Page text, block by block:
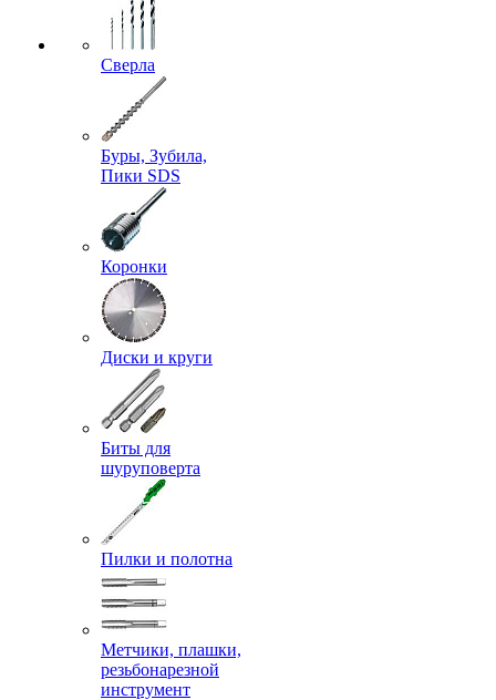
Сверла
Буры, Зубила,
Пики SDS
Коронки
Диски и круги
Биты для
шуруповерта
Пилки и полотна
Метчики, плашки,
резьбонарезной
инструмент